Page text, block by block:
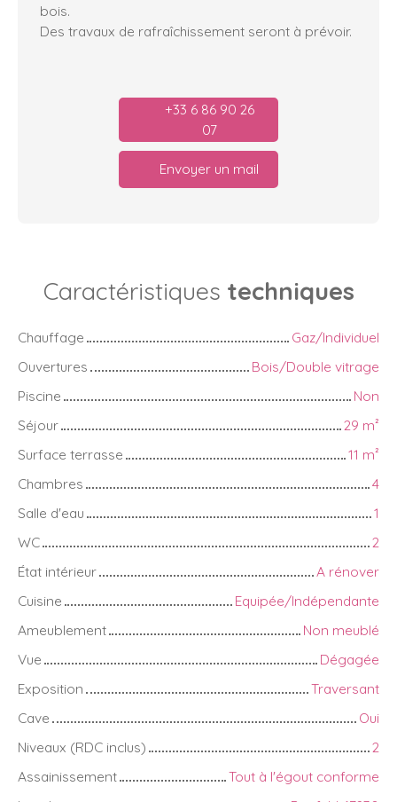
bois.
Des travaux de rafraîchissement seront à prévoir.
+33 6 86 90 26
07
Envoyer un mail
Caractéristiques techniques
Chauffage
Gaz/Individuel
Ouvertures
Bois/Double vitrage
Piscine
Non
Séjour
29 m²
Surface terrasse
11 m²
Chambres
4
Salle d'eau
1
WC
2
État intérieur
A rénover
Cuisine
Equipée/Indépendante
Ameublement
Non meublé
Vue
Dégagée
Exposition
Traversant
Cave
Oui
Niveaux (RDC inclus)
2
Assainissement
Tout à l'égout conforme